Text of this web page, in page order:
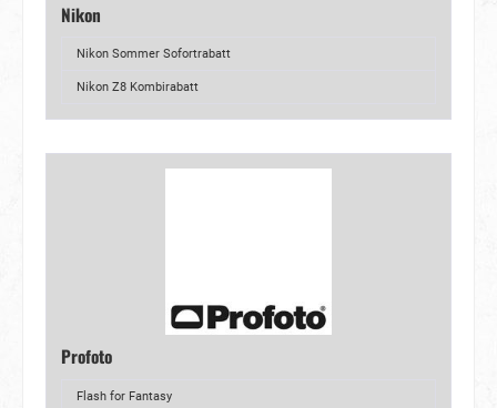
Nikon
Nikon Sommer Sofortrabatt
Nikon Z8 Kombirabatt
Profoto
Flash for Fantasy